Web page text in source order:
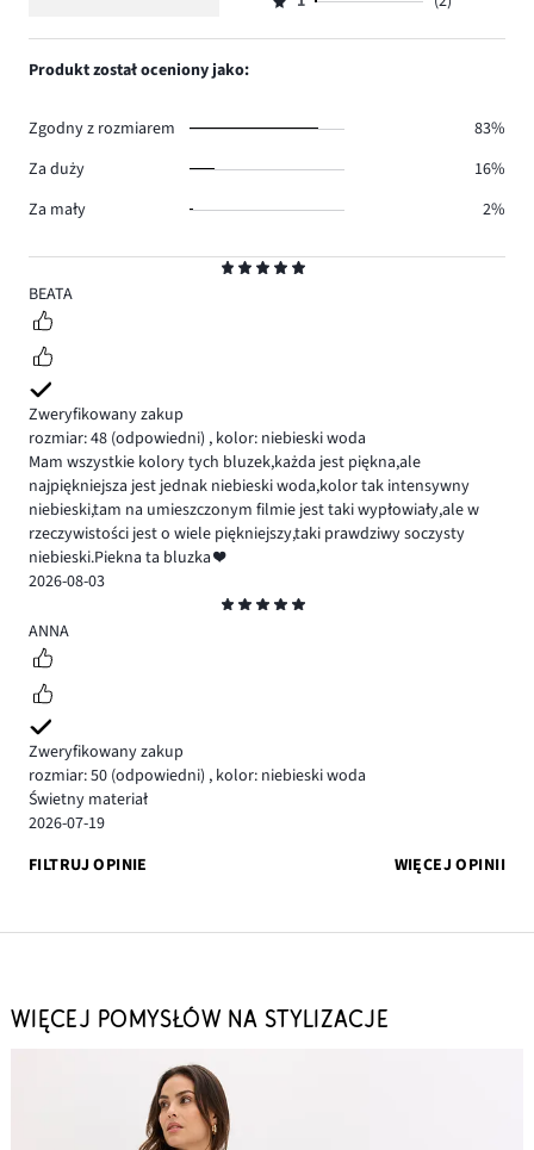
5
BEATA
Zweryfikowany zakup
rozmiar: 48 (odpowiedni) , kolor: niebieski woda
Mam wszystkie kolory tych bluzek,każda jest piękna,ale
najpiękniejsza jest jednak niebieski woda,kolor tak intensywny
niebieski,tam na umieszczonym filmie jest taki wypłowiały,ale w
rzeczywistości jest o wiele piękniejszy,taki prawdziwy soczysty
niebieski.Piekna ta bluzka ❤️
2026-08-03
5
ANNA
Zweryfikowany zakup
rozmiar: 50 (odpowiedni) , kolor: niebieski woda
Świetny materiał
2026-07-19
FILTRUJ OPINIE
WIĘCEJ OPINII
2,
Ocena
1,
Produkt został oceniony jako:
Zgodny z rozmiarem
83%
Za duży
16%
Za mały
2%
WIĘCEJ POMYSŁÓW NA STYLIZACJE